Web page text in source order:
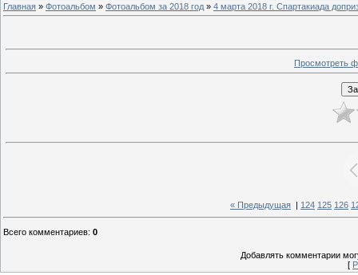
Главная » Фотоальбом » Фотоальбом за 2018 год » 4 марта 2018 г. Спартакиада
Просмотреть
« Предыдущая 124 125 126
Всего комментариев: 0
Добавлять комментарии
[